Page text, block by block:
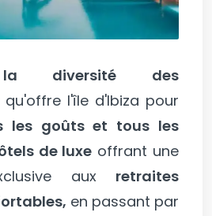
la diversité des
qu'offre l'île d'Ibiza pour
les goûts et tous les
de luxe offrant une
aux retraites
en passant par